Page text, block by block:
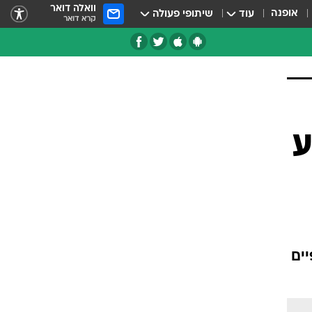
אופנה עוד שיתופי פעולה וואלה דואר
קרא דואר